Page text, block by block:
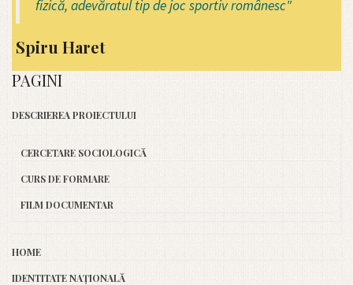
fizică, adevăratul tip de joc sportiv românesc"
Spiru Haret
PAGINI
DESCRIEREA PROIECTULUI
CERCETARE SOCIOLOGICĂ
CURS DE FORMARE
FILM DOCUMENTAR
HOME
IDENTITATE NAȚIONALĂ